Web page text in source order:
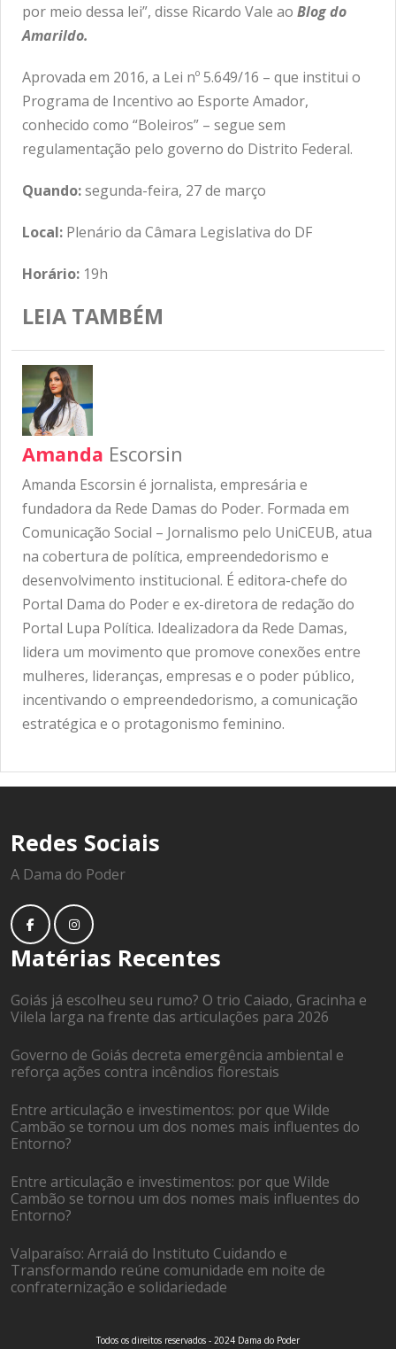
por meio dessa lei”, disse Ricardo Vale ao Blog do
Amarildo.
Aprovada em 2016, a Lei nº 5.649/16 – que institui o
Programa de Incentivo ao Esporte Amador,
conhecido como “Boleiros” – segue sem
regulamentação pelo governo do Distrito Federal.
Quando:segunda-feira, 27 de março
Local: Plenário da Câmara Legislativa do DF
Horário: 19h
LEIA TAMBÉM
Amanda Escorsin
Amanda Escorsin é jornalista, empresária e
fundadora da Rede Damas do Poder. Formada em
Comunicação Social – Jornalismo pelo UniCEUB, atua
na cobertura de política, empreendedorismo e
desenvolvimento institucional. É editora-chefe do
Portal Dama do Poder e ex-diretora de redação do
Portal Lupa Política. Idealizadora da Rede Damas,
lidera um movimento que promove conexões entre
mulheres, lideranças, empresas e o poder público,
incentivando o empreendedorismo, a comunicação
estratégica e o protagonismo feminino.
Redes Sociais
A Dama do Poder
Matérias Recentes
Goiás já escolheu seu rumo? O trio Caiado, Gracinha e
Vilela larga na frente das articulações para 2026
Governo de Goiás decreta emergência ambiental e
reforça ações contra incêndios florestais
Entre articulação e investimentos: por que Wilde
Cambão se tornou um dos nomes mais influentes do
Entorno?
Entre articulação e investimentos: por que Wilde
Cambão se tornou um dos nomes mais influentes do
Entorno?
Valparaíso: Arraiá do Instituto Cuidando e
Transformando reúne comunidade em noite de
confraternização e solidariedade
Todos os direitos reservados - 2024 Dama do Poder